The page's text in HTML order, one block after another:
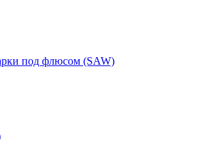
под флюсом (SAW)